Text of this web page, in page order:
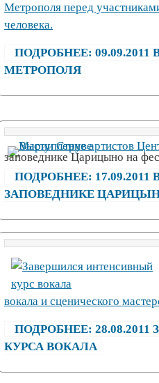
Метрополя перед
человека.
ПОДРОБНЕЕ:
МЕТРОПОЛЯ
заповеднике Царицыно на
ПОДРОБНЕЕ:
ЗАПОВЕДНИКЕ
вокала и сценического
ПОДРОБНЕЕ:
КУРСА ВОКАЛА